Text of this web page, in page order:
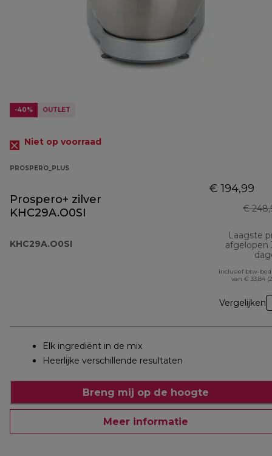
-40% OUTLET
Niet op voorraad
PROSPERO_PLUS
Prospero+ zilver
KHC29A.O0SI
KHC29A.O0SI
€ 194,99
€
Laagste
afgelopen
Inclusief btw-
van € 33,84
Vergelijken
Elk ingrediënt in de mix
Heerlijke verschillende resultaten
Breng mij op de hoogte
Meer informatie